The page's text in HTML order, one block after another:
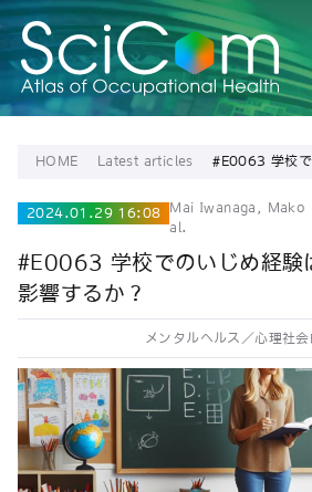
HOME Latest articles
#E0063 学校で
2024.01.29 16:08
Mai Iwanaga, Mako
al.
#E0063 学校でのいじめ経験
影響するか？
メンタルヘルス／心理社会